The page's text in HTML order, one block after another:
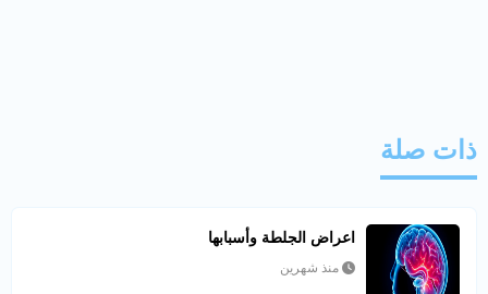
ذات صلة
اعراض الجلطة وأسبابها
منذ شهرين